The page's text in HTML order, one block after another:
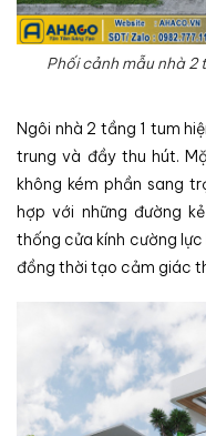
Phối cảnh mẫu nhà
Ngôi nhà 2 tầng 1 tum
trung và đầy thu hút.
không kém phần sang
hợp với những đường
thống cửa kính cường
đồng thời tạo cảm giác